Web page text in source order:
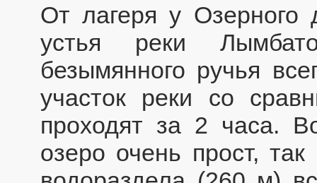
От лагеря у
устья реки
безымянного ручья
участок реки со
проходят за 2 часа.
озеро очень прост,